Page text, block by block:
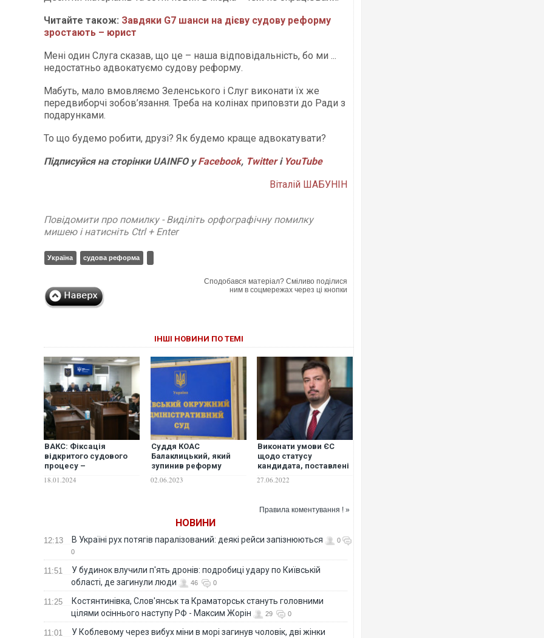
Читайте також: Завдяки G7 шанси на дієву судову реформу
зростають – юрист
Мені один Слуга сказав, що це – наша відповідальність, бо ми ...
недостатньо адвокатуємо судову реформу.
Мабуть, мало вмовляємо Зеленського і Слуг виконати їх же
передвиборчі зобов’язання. Треба на колінах приповзти до Ради з
подарунками.
То що будемо робити, друзі? Як будемо краще адвокатувати?
Підписуйся на сторінки UAINFO уFacebook, Twitterі YouTube
Віталій ШАБУНІН
Повідомити про помилку - Виділіть орфографічну помилку
мишею і натисніть Ctrl + Enter
Україна судова реформа
Сподобався матеріал? Сміливо поділися
ним в соцмережах через ці кнопки
ІНШІ НОВИНИ ПО ТЕМІ
ВАКС: Фіксація
відкритого судового
процесу –
громадян. ВІДЕО
18.01.2024
Суддя КОАС
Балаклицький, який
зупинив реформу
моряків, під час
02.06.2023
Виконати умови ЄС
щодо статусу
кандидата, поставлені
системою України,
27.06.2022
Правила коментування ! »
НОВИНИ
12:13 В Україні рух потягів паралізований: деякі рейси запізнюються
0
0
11:51
У будинок влучили п'ять дронів: подробиці удару по Київській
області, де загинули люди
46 0
11:25
Костянтинівка, Слов'янськ та Краматорськ стануть головними
цілями осіннього наступу РФ - Максим Жорін
29 0
11:01
У Коблевому через вибух міни в морі загинув чоловік, дві жінки